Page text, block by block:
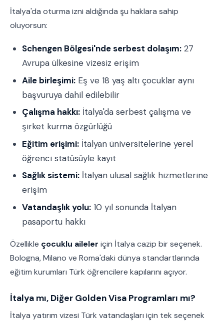
İtalya'da oturma izni aldığında şu haklara sahip
oluyorsun:
Schengen Bölgesi'nde serbest dolaşım: 27
Avrupa ülkesine vizesiz erişim
Aile birleşimi: Eş ve 18 yaş altı çocuklar aynı
başvuruya dahil edilebilir
Çalışma hakkı: İtalya'da serbest çalışma ve
şirket kurma özgürlüğü
Eğitim erişimi: İtalyan üniversitelerine yerel
öğrenci statüsüyle kayıt
Sağlık sistemi: İtalyan ulusal sağlık hizmetlerine
erişim
Vatandaşlık yolu: 10 yıl sonunda İtalyan
pasaportu hakkı
Özellikle çocuklu aileler için İtalya cazip bir seçenek.
Bologna, Milano ve Roma'daki dünya standartlarında
eğitim kurumları Türk öğrencilere kapılarını açıyor.
İtalya mı, Diğer Golden Visa Programları mı?
İtalya yatırım vizesi Türk vatandaşları için tek seçenek